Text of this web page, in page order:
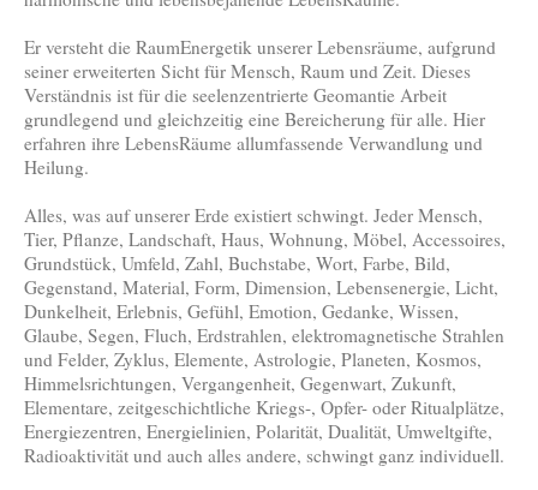
Er versteht die RaumEnergetik unserer Lebensräume, aufgrund
seiner erweiterten Sicht für Mensch, Raum und Zeit. Dieses
Verständnis ist für die seelenzentrierte Geomantie Arbeit
grundlegend und gleichzeitig eine Bereicherung für alle. Hier
erfahren ihre LebensRäume allumfassende Verwandlung und
Heilung.
Alles, was auf unserer Erde existiert schwingt. Jeder Mensch,
Tier, Pflanze, Landschaft, Haus, Wohnung, Möbel, Accessoires,
Grundstück, Umfeld, Zahl, Buchstabe, Wort, Farbe, Bild,
Gegenstand, Material, Form, Dimension, Lebensenergie, Licht,
Dunkelheit, Erlebnis, Gefühl, Emotion, Gedanke, Wissen,
Glaube, Segen, Fluch, Erdstrahlen, elektromagnetische Strahlen
und Felder, Zyklus, Elemente, Astrologie, Planeten, Kosmos,
Himmelsrichtungen, Vergangenheit, Gegenwart, Zukunft,
Elementare, zeitgeschichtliche Kriegs-, Opfer- oder Ritualplätze,
Energiezentren, Energielinien, Polarität, Dualität, Umweltgifte,
Radioaktivität und auch alles andere, schwingt ganz individuell.